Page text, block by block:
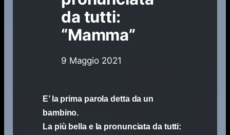
da tutti:
“Mamma”
9 Maggio 2021
E’ la prima parola detta da un
bambino.
La più bella e la pronunciata da tutti: